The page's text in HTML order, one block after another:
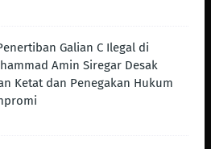
Galian C Ilegal di
Amin Siregar Desak
Ketat dan Penegakan Hukum